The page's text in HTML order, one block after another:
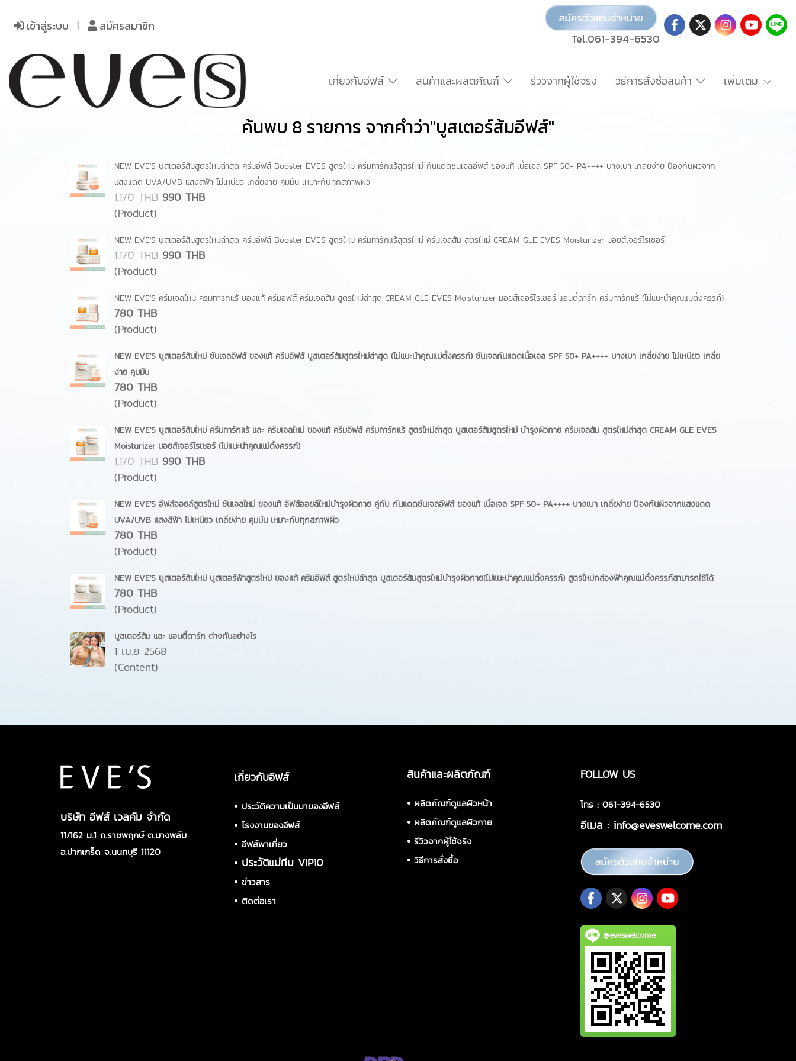
เข้าสู่ระบบ
สมัครสมาชิก
Tel.061-394-6530
เกี่ยวกับอีฟส์ สินค้าและผลิตภัณฑ์ รีวิวจากผู้ใช้จริง วิธีการสั่งซื้อสินค้า เพิ่มเติม
ค้นพบ 8 รายการ จากคำว่า"บูสเตอร์ส้มอีฟส์"
NEW EVE'S บูสเตอร์ส้มสูตรใหม่ล่าสุด ครีมอีฟส์ Booster EVES สูตรใหม่ ครีมทารักแร้สูตรใหม่ กันแดดซันเจลอีฟส์ ของแท้ เนื้อเจล SPF 50+ PA++++ บางเบา เกลี่ยง่าย ป้องกันผิวจาก
แสงแดด UVA/UVB แสงสีฟ้า ไม่เหนียว เกลี่ยง่าย คุมมัน เหมาะกับทุกสภาพผิว
1,170 THB 990 THB
(Product)
NEW EVE'S บูสเตอร์ส้มสูตรใหม่ล่าสุด ครีมอีฟส์ Booster EVES สูตรใหม่ ครีมทารักแร้สูตรใหม่ ครีมเจลส้ม สูตรใหม่ CREAM GLE EVES Moisturizer มอยส์เจอร์ไรเซอร์
1,170 THB 990 THB
(Product)
NEW EVE'S ครีมเจลใหม่ ครีมทารักแร้ ของแท้ ครีมอีฟส์ ครีมเจลส้ม สูตรใหม่ล่าสุด CREAM GLE EVES Moisturizer มอยส์เจอร์ไรเซอร์ แอนตี้ดาร์ก ครีมทารักแร้ (ไม่แนะนำคุณแม่ตั้งครรภ์)
780 THB
(Product)
NEW EVE'S บูสเตอร์ส้มใหม่ ซันเจลอีฟส์ ของแท้ ครีมอีฟส์ บูสเตอร์ส้มสูตรใหม่ล่าสุด (ไม่แนะนำคุณแม่ตั้งครรภ์) ซันเจลกันแดดเนื้อเจล SPF 50+ PA++++ บางเบา เกลี่ยง่าย ไม่เหนียว เกลี่ย
ง่าย คุมมัน
780 THB
(Product)
NEW EVE'S บูสเตอร์ส้มใหม่ ครีมทารักแร้ และ ครีมเจลใหม่ ของแท้ ครีมอีฟส์ ครีมทารักแร้ สูตรใหม่ล่าสุด บูสเตอร์ส้มสูตรใหม่ บำรุงผิวกาย ครีมเจลส้ม สูตรใหม่ล่าสุด CREAM GLE EVES
Moisturizer มอยส์เจอร์ไรเซอร์ (ไม่แนะนำคุณแม่ตั้งครรภ์)
1,170 THB 990 THB
(Product)
NEW EVE'S อีฟส์ออยล์สูตรใหม่ ซันเจลใหม่ ของแท้ อีฟส์ออยล์ใหม่บำรุงผิวกาย คู่กับ กันแดดซันเจลอีฟส์ ของแท้ เนื้อเจล SPF 50+ PA++++ บางเบา เกลี่ยง่าย ป้องกันผิวจากแสงแดด
UVA/UVB แสงสีฟ้า ไม่เหนียว เกลี่ยง่าย คุมมัน เหมาะกับทุกสภาพผิว
780 THB
(Product)
NEW EVE'S บูสเตอร์ส้มใหม่ บูสเตอร์ฟ้าสูตรใหม่ ของแท้ ครีมอีฟส์ สูตรใหม่ล่าสุด บูสเตอร์ส้มสูตรใหม่บำรุงผิวกาย(ไม่แนะนำคุณแม่ตั้งครรภ์) สูตรใหม่กล่องฟ้าคุณแม่ตั้งครรภ์สามารถใช้ได้
780 THB
(Product)
บูสเตอร์ส้ม และ แอนตี้ดาร์ก ต่างกันอย่างไร
1 เม.ย 2568
(Content)
บริษัท อีฟส์ เวลคัม จำกัด
11/162 ม.1 ถ.ราชพฤกษ์ ต.บางพลับ
อ.ปากเกร็ด จ.นนทบุรี 11120
เกี่ยวกับอีฟส์
• ประวัติความเป็นมาของอีฟส์
• โรงงานของอีฟส์
• อีฟส์พาเที่ยว
• ประวัติแม่ทีม VIP10
• ข่าวสาร
• ติดต่อเรา
สินค้าและผลิตภัณฑ์
• ผลิตภัณฑ์ดูแลผิวหน้า
• ผลิตภัณฑ์ดูแลผิวกาย
• รีวิวจากผู้ใช้จริง
• วิธีการสั่งซื้อ
FOLLOW US
โทร : 061-394-6530
อีเมล : info@eveswelcome.com
@eveswelcome